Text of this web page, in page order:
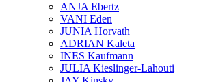
ANJA Ebertz
VANI Eden
JUNIA Horvath
ADRIAN Kaleta
INES Kaufmann
JULIA Kieslinger-Lahouti